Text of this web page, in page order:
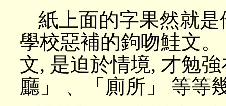
紙上面的字果然就
學校惡補的鉤吻鮭文
文, 是迫於情境, 才勉
廳」﹑ 「廁所」 等等